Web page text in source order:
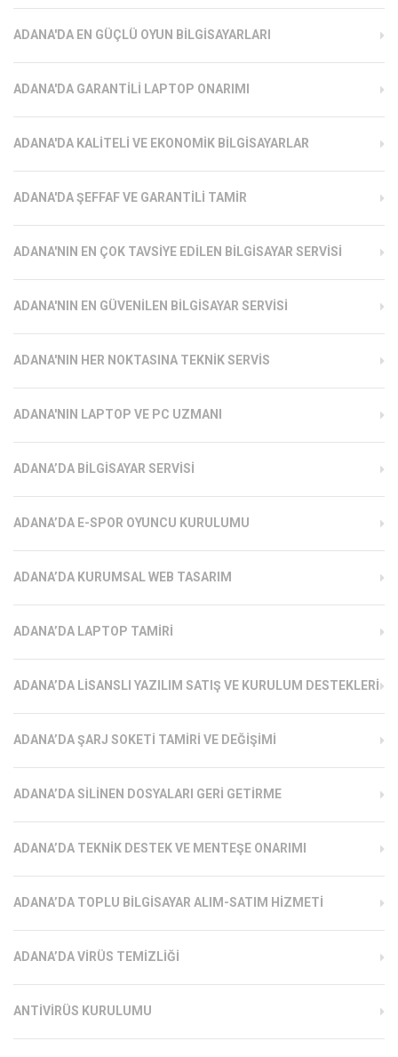
ADANA'DA EN GÜÇLÜ OYUN BILGISAYARLARI
ADANA'DA GARANTILI LAPTOP ONARIMI
ADANA'DA KALITELI VE EKONOMIK BILGISAYARLAR
ADANA'DA ŞEFFAF VE GARANTILI TAMIR
ADANA'NIN EN ÇOK TAVSIYE EDILEN BILGISAYAR SERVISI
ADANA'NIN EN GÜVENILEN BILGISAYAR SERVISI
ADANA'NIN HER NOKTASINA TEKNIK SERVIS
ADANA'NIN LAPTOP VE PC UZMANI
ADANA’DA BILGISAYAR SERVISI
ADANA’DA E-SPOR OYUNCU KURULUMU
ADANA’DA KURUMSAL WEB TASARIM
ADANA’DA LAPTOP TAMIRI
ADANA’DA LISANSLI YAZILIM SATIŞ VE KURULUM DESTEKLERI
ADANA’DA ŞARJ SOKETI TAMIRI VE DEĞIŞIMI
ADANA’DA SILINEN DOSYALARI GERI GETIRME
ADANA’DA TEKNIK DESTEK VE MENTEŞE ONARIMI
ADANA’DA TOPLU BILGISAYAR ALIM-SATIM HIZMETI
ADANA’DA VIRÜS TEMIZLIĞI
ANTIVIRÜS KURULUMU